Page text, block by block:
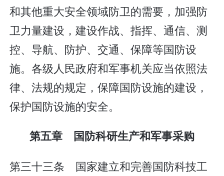
和其他重大安全领域防卫的需要，加强防
卫力量建设，建设作战、指挥、通信、测
控、导航、防护、交通、保障等国防设
施。各级人民政府和军事机关应当依照法
律、法规的规定，保障国防设施的建设，
保护国防设施的安全。
第五章 国防科研生产和军事采购
第三十三条 国家建立和完善国防科技工